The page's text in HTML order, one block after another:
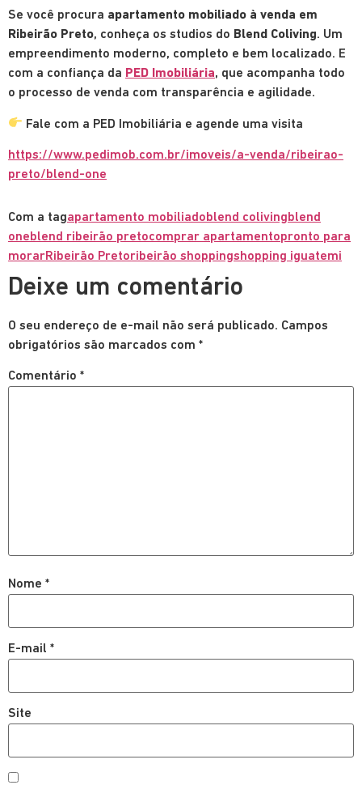
Se você procura apartamento mobiliado à venda em
Ribeirão Preto, conheça os studios do Blend Coliving. Um
empreendimento moderno, completo e bem localizado. E
com a confiança da PED Imobiliária, que acompanha todo
o processo de venda com transparência e agilidade.
Fale com a PED Imobiliária e agende uma visita
https://www.pedimob.com.br/imoveis/a-venda/ribeirao-
preto/blend-one
Com a tagapartamento mobiliadoblend colivingblend
oneblend ribeirão pretocomprar apartamentopronto para
morarRibeirão Pretoribeirão shoppingshopping iguatemi
Deixe um comentário
O seu endereço de e-mail não será publicado. Campos
obrigatórios são marcados com *
Comentário *
Nome *
E-mail *
Site